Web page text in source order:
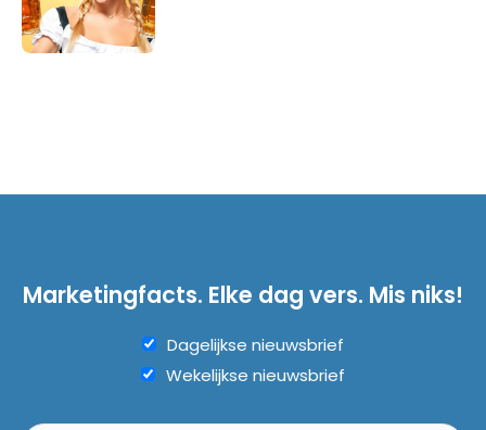
Marketingfacts. Elke dag vers. Mis niks!
Dagelijkse nieuwsbrief
Wekelijkse nieuwsbrief